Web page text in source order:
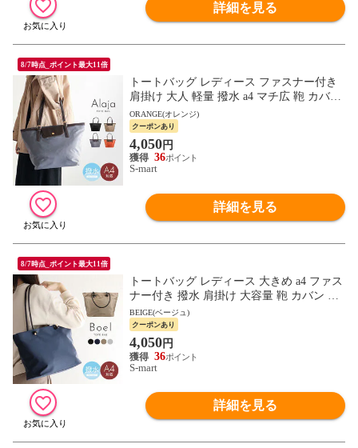
詳細を見る
8/7時点_ポイント最大11倍
トートバッグ レディース ファスナー付き
肩掛け 大人 軽量 撥水 a4 マチ広 鞄 カバン
ALAJA 黒 ブラック ベージュ グレー オレ
ンジ
ORANGE(オレンジ)
クーポンあり
4,050円
36
S-mart
詳細を見る
8/7時点_ポイント最大11倍
トートバッグ レディース 大きめ a4 ファス
ナー付き 撥水 肩掛け 大容量 鞄 カバン バ
ッグ BOEL 黒 ブラック ネイビー ベージュ
グレー
BEIGE(ベージュ)
クーポンあり
4,050円
36
S-mart
詳細を見る